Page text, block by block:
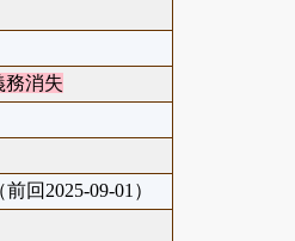
務消失
回2025-09-01）